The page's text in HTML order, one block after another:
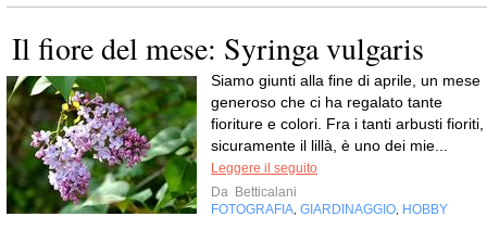
Il fiore del mese: Syringa vulgaris
Siamo giunti alla fine di aprile, un mese
generoso che ci ha regalato tante
fioriture e colori. Fra i tanti arbusti fioriti,
sicuramente il lillà, è uno dei mie...
Leggere il seguito
Da Betticalani
FOTOGRAFIA, GIARDINAGGIO, HOBBY